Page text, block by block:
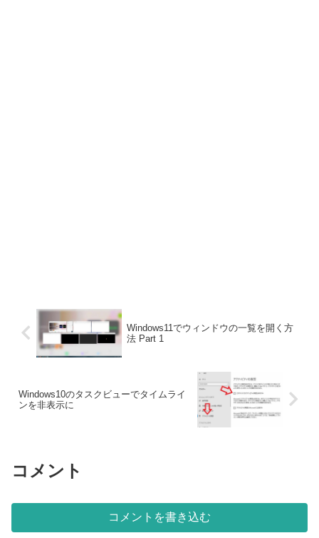
Windows11でウィンドウの一覧を開く方
法 Part 1
Windows10のタスクビューでタイムライ
ンを非表示に
コメント
コメントを書き込む